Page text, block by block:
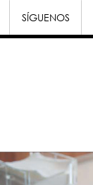
SÍGUENOS